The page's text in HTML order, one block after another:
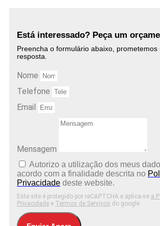
Está interessado? Peça um
Preencha o formulário abaixo, prometemos
resposta.
Nome
Telefone
Email
Mensagem
Autorizo ​​a utilização dos meus
acordo com a finalidade descrita no
Privacidade deste website.
Este site é protegido por reCAPTCHA e aplica-se a
Privacidade e Termos de Serviços do google.